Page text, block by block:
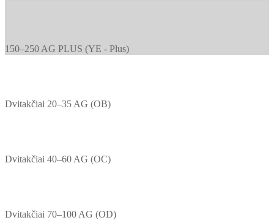
150–250 AG PLUS (YE - Plus)
Dvitakčiai 20–35 AG (OB)
Dvitakčiai 40–60 AG (OC)
Dvitakčiai 70–100 AG (OD)